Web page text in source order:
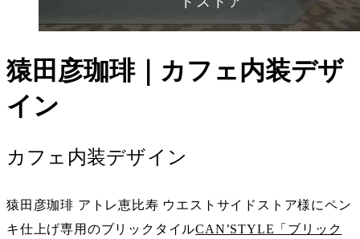
猿田彦珈琲｜カフェ内装デザ
イン
カフェ内装デザイン
猿田彦珈琲 アトレ恵比寿 ウエストサイドストア様にペン
キ仕上げ専用のブリックタイルCAN’STYLE「ブリック